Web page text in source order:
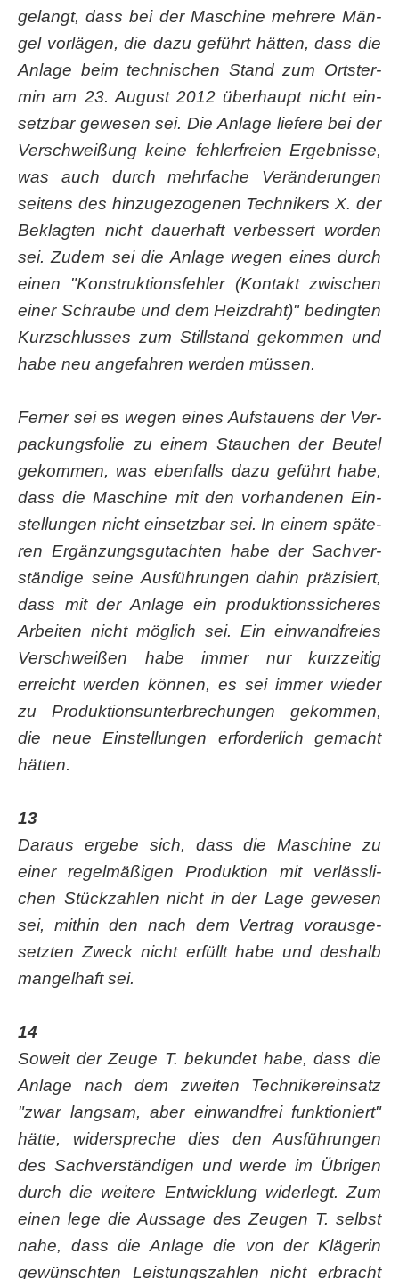
gelangt, dass bei der Maschi­ne meh­re­re Män­
gel vor­lä­gen, die dazu geführt hät­ten, dass die
Anla­ge beim tech­ni­schen Stand zum Orts­ter­
min am 23. August 2012 über­haupt nicht ein­
setz­bar gewe­sen sei. Die Anla­ge lie­fe­re bei der
Ver­schwei­ßung kei­ne feh­ler­frei­en Ergeb­nis­se,
was auch durch mehr­fa­che Ver­än­de­run­gen
sei­tens des hin­zu­ge­zo­ge­nen Tech­ni­kers X. der
Beklag­ten nicht dau­er­haft ver­bes­sert wor­den
sei. Zudem sei die Anla­ge wegen eines durch
einen "Kon­struk­ti­ons­feh­ler (Kon­takt zwi­schen
einer Schrau­be und dem Heiz­draht)" beding­ten
Kurz­schlus­ses zum Still­stand gekom­men und
habe neu ange­fah­ren wer­den müssen.
Fer­ner sei es wegen eines Auf­stau­ens der Ver­
pa­ckungs­fo­lie zu einem Stau­chen der Beu­tel
gekom­men, was eben­falls dazu geführt habe,
dass die Maschi­ne mit den vor­han­de­nen Ein­
stel­lun­gen nicht ein­setz­bar sei. In einem spä­te­
ren Ergän­zungs­gut­ach­ten habe der Sach­ver­
stän­di­ge sei­ne Aus­füh­run­gen dahin prä­zi­siert,
dass mit der Anla­ge ein pro­duk­ti­ons­si­che­res
Arbei­ten nicht mög­lich sei. Ein ein­wand­frei­es
Ver­schwei­ßen habe immer nur kurz­zei­tig
erreicht wer­den kön­nen, es sei immer wie­der
zu Pro­duk­ti­ons­un­ter­bre­chun­gen gekom­men,
die neue Ein­stel­lun­gen erfor­der­lich gemacht
hätten.
13
Dar­aus erge­be sich, dass die Maschi­ne zu
einer regel­mä­ßi­gen Pro­duk­ti­on mit ver­läss­li­
chen Stück­zah­len nicht in der Lage gewe­sen
sei, mit­hin den nach dem Ver­trag vor­aus­ge­
setz­ten Zweck nicht erfüllt habe und des­halb
man­gel­haft sei.
14
Soweit der Zeu­ge T. bekun­det habe, dass die
Anla­ge nach dem zwei­ten Tech­ni­ker­ein­satz
"zwar lang­sam, aber ein­wand­frei funk­tio­niert"
hät­te, wider­spre­che dies den Aus­füh­run­gen
des Sach­ver­stän­di­gen und wer­de im Übri­gen
durch die wei­te­re Ent­wick­lung wider­legt. Zum
einen lege die Aus­sa­ge des Zeu­gen T. selbst
nahe, dass die Anla­ge die von der Klä­ge­rin
gewünsch­ten Leis­tungs­zah­len nicht erbracht